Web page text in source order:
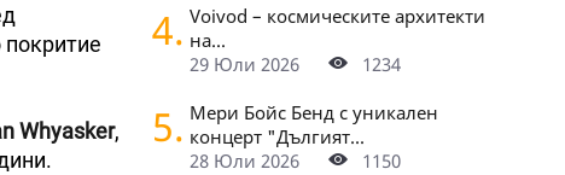
Whyasker,
4. Voivod – космическите архитекти
на...
29 Юли 2026
1234
5. Мери Бойс Бенд с уникален
концерт "Дългият...
28 Юли 2026
1150